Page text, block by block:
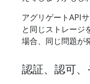
アグリゲートAPI
と同じストレージ
場合、同じ問題が
認証、認可